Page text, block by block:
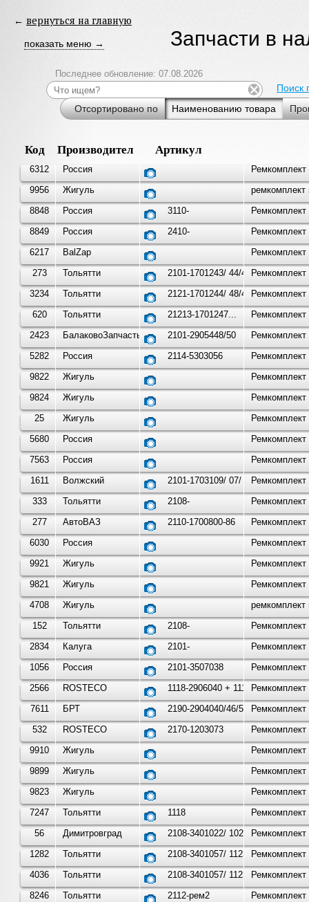
показать меню →
← вернуться на главную
Запчасти в
Последнее обновление: 07.08.2026
Отсортировано по Наименованию товара
Поиск
Код Производитель Артикул
6312 Россия
9956
Жигуль
ремкомплект
8848
Россия 3110-
8849
Россия 2410-
6217
BalZap
273
Тольятти 2101-1701243/ 44/45..
3234
Тольятти 2121-1701244/ 48/45..
620
Тольятти 21213-1701247...
2423
БалаковоЗапчасть 2101-2905448/50
5282
Россия 2114-5303056
9822
Жигуль
9824
Жигуль
25
Жигуль
5680
Россия
7563
Россия
1611
Волжский 2101-1703109/ 07/ ...
333
Тольятти 2108-
277
АвтоВАЗ 2110-1700800-86
6030
Россия
9921
Жигуль
9821
Жигуль
4708
Жигуль
152
Тольятти 2108-
2834
Калуга 2101-
1056
Россия 2101-3507038
Ремкомплект
2566
ROSTECO 1118-2906040 + 1118-29060Ремкомплект
7611
БРТ 2190-2904040/46/50
532
ROSTECO 2170-1203073
9910
Жигуль
Ремкомплект
9899
Жигуль
9823
Жигуль
7247
Тольятти 1118
56
Димитровград 2108-3401022/ 1020
1282
Тольятти 2108-3401057/ 1123...
4036
Тольятти 2108-3401057/ 1123
8246
Тольятти 2112-рем2